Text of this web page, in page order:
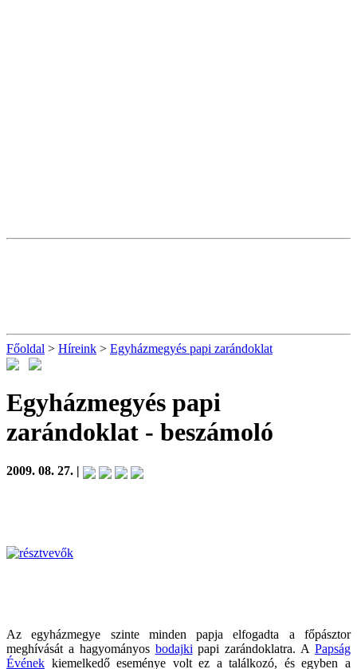
Főoldal > Híreink > Egyházmegyés papi zarándoklat
Egyházmegyés papi
zarándoklat - beszámoló
2009. 08. 27. |
Az egyházmegye szinte minden papja elfogadta a főpásztor
meghívását a hagyományos bodajki papi zarándoklatra. APapság
Évének kiemelkedő eseménye volt ez a találkozó, és egyben a